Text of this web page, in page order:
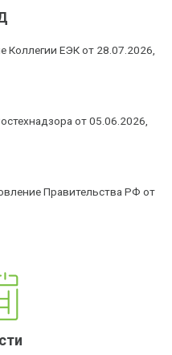
Коллегии ЕЭК от 28.07.2026,
от 05.06.2026,
Правительства РФ от